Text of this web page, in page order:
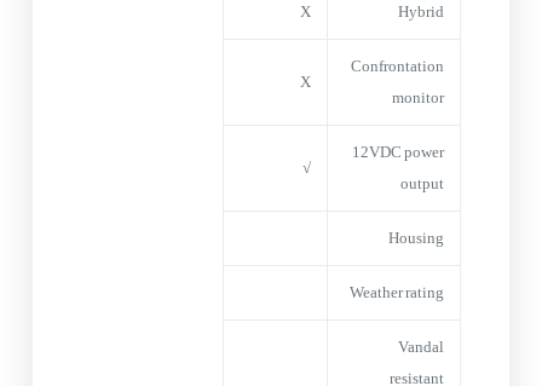
Hybrid
X
Confrontation
monitor
X
12VDC power
output
√
Housing
Weather rating
Vandal
resistant